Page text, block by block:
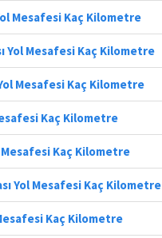
Mesafesi Kaç Kilometre
Yol Mesafesi Kaç Kilometre
Mesafesi Kaç Kilometre
Kaç Kilometre
Kaç Kilometre
Yol Mesafesi Kaç Kilometre
Kaç Kilometre